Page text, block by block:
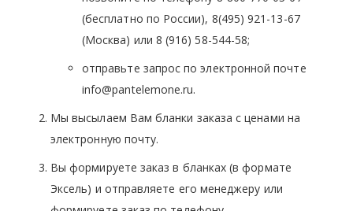
(бесплатно по России), 8(495) 921-13-67
(Москва) или 8 (916) 58-544-58;
отправьте запрос по электронной почте
info@pantelemone.ru.
Мы высылаем Вам бланки заказа с ценами на
электронную почту.
Вы формируете заказ в бланках (в формате
Эксель) и отправляете его менеджеру или